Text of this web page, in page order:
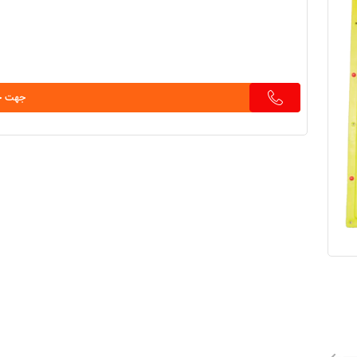
جهت